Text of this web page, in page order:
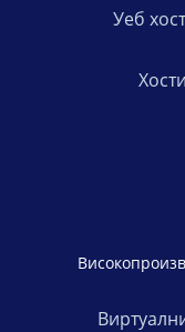
Уеб